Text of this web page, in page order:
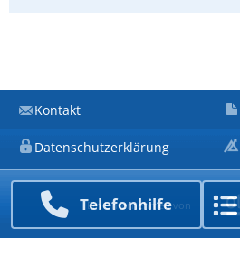
Telefon­hilfe
Kontakt
Datenschutzerklärung
Ein Unternehmen von